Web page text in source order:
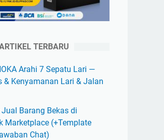
TERBARU
Arahi 7 Sepatu Lari —
& Kenyamanan Lari & Jalan
Barang Bekas di
Marketplace (+Template
Chat)